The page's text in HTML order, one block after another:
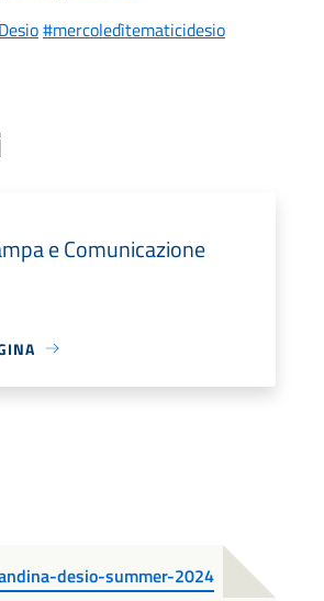
#mercoledìtematicidesio
e Comunicazione
desio-summer-2024